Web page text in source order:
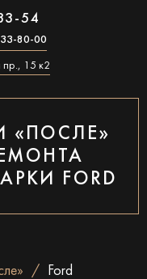
54
80-00
пр., 15 к2
«ПОСЛЕ»
FORD
Ford